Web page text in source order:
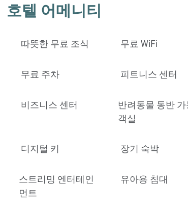
호텔 어메니티
따뜻한 무료 조식 무료 WiFi
무료 주차 피트니스 센터
비즈니스 센터
반려동물 동반 가
객실
디지털 키 장기 숙박
스트리밍 엔터테인
먼트
유아용 침대